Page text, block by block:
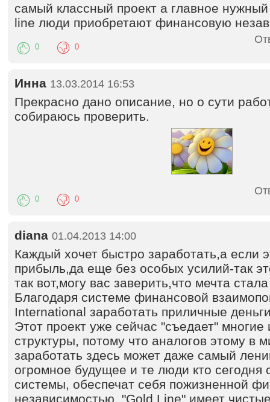
самый классный проект а главное
line люди приобретают финансовую
0 0
Инна 13.03.2014 16:53
Прекрасно дано описание, но о сути
собираюсь проверить.
0 0
diana 01.04.2013 14:00
Каждый хочет быстро заработать,а если
прибыль,да еще без особых усилий-так
так вот,могу вас заверить,что мечта
Благодаря системе финансовой
International заработать приличные
Этот проект уже сейчас "съедает"
структуры, потому что аналогов этому в
заработать здесь может даже самый
огромное будущее и те люди кто сегодня
системы, обеспечат себя пожизненной
независимостью. "Gold Line" имеет